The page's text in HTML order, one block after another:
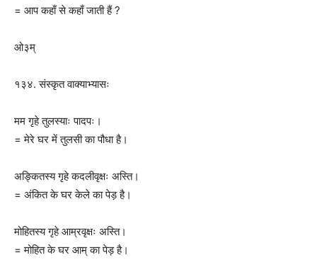
= आप कहाँ से कहाँ जाती हैं ?
ओ३म्
१३४. संस्कृत वाक्याभ्यासः
मम गृहे तुलस्याः पादपः।
= मेरे घर में तुलसी का पौधा है।
अङ्कितस्य गृहे कदलीवृक्षः अस्ति।
= अंकित के घर केले का पेड़ है।
मोहितस्य गृहे आम्रवृक्षः अस्ति।
= मोहित के घर आम् का पेड़ है।